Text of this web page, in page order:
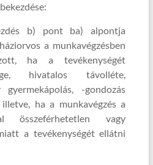
b) pont ba) alpontja
a munkavégzésben
ha a tevékenységét
hivatalos távolléte,
gyermekápolás, -gondozás
ha a munkavégzés a
összeférhetetlen vagy
a tevékenységét ellátni